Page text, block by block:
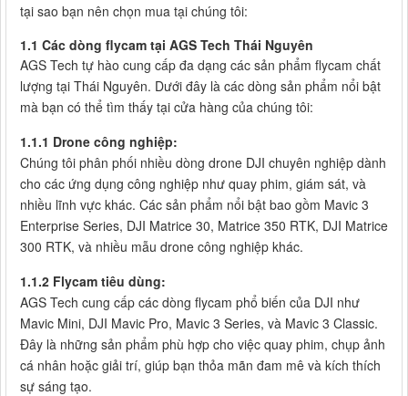
tại sao bạn nên chọn mua tại chúng tôi:
1.1 Các dòng flycam tại AGS Tech Thái Nguyên
AGS Tech tự hào cung cấp đa dạng các sản phẩm flycam chất
lượng tại Thái Nguyên. Dưới đây là các dòng sản phẩm nổi bật
mà bạn có thể tìm thấy tại cửa hàng của chúng tôi:
1.1.1 Drone công nghiệp:
Chúng tôi phân phối nhiều dòng drone DJI chuyên nghiệp dành
cho các ứng dụng công nghiệp như quay phim, giám sát, và
nhiều lĩnh vực khác. Các sản phẩm nổi bật bao gồm Mavic 3
Enterprise Series, DJI Matrice 30, Matrice 350 RTK, DJI Matrice
300 RTK, và nhiều mẫu drone công nghiệp khác.
1.1.2 Flycam tiêu dùng:
AGS Tech cung cấp các dòng flycam phổ biến của DJI như
Mavic Mini, DJI Mavic Pro, Mavic 3 Series, và Mavic 3 Classic.
Đây là những sản phẩm phù hợp cho việc quay phim, chụp ảnh
cá nhân hoặc giải trí, giúp bạn thỏa mãn đam mê và kích thích
sự sáng tạo.